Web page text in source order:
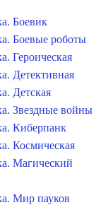
Боевик
Боевые роботы
Героическая
Детективная
Детская
Звездные войны
Киберпанк
Космическая
Магический
Мир пауков